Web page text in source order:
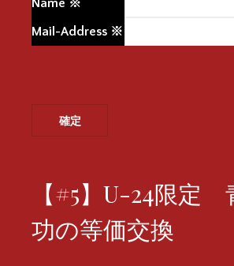
Name ※
Mail-Address ※
【#5】U-24限定
功の等価交換